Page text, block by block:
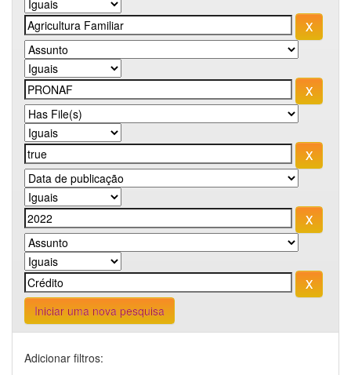
Iniciar uma nova pesquisa
Adicionar filtros: